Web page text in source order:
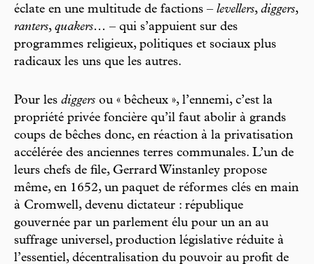
éclate en une multitude de factions – levellers, diggers,
ranters, quakers… – qui s’appuient sur des
programmes religieux, politiques et sociaux plus
radicaux les uns que les autres.
Pour les diggers ou « bêcheux », l’ennemi, c’est la
propriété privée foncière qu’il faut abolir à grands
coups de bêches donc, en réaction à la privatisation
accélérée des anciennes terres communales. L’un de
leurs chefs de file, Gerrard Winstanley propose
même, en 1652, un paquet de réformes clés en main
à Cromwell, devenu dictateur : république
gouvernée par un parlement élu pour un an au
suffrage universel, production législative réduite à
l’essentiel, décentralisation du pouvoir au profit de